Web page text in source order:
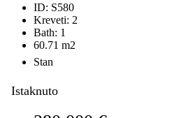
ID: S580
Kreveti: 2
Bath: 1
60.71 m2
Stan
Istaknuto